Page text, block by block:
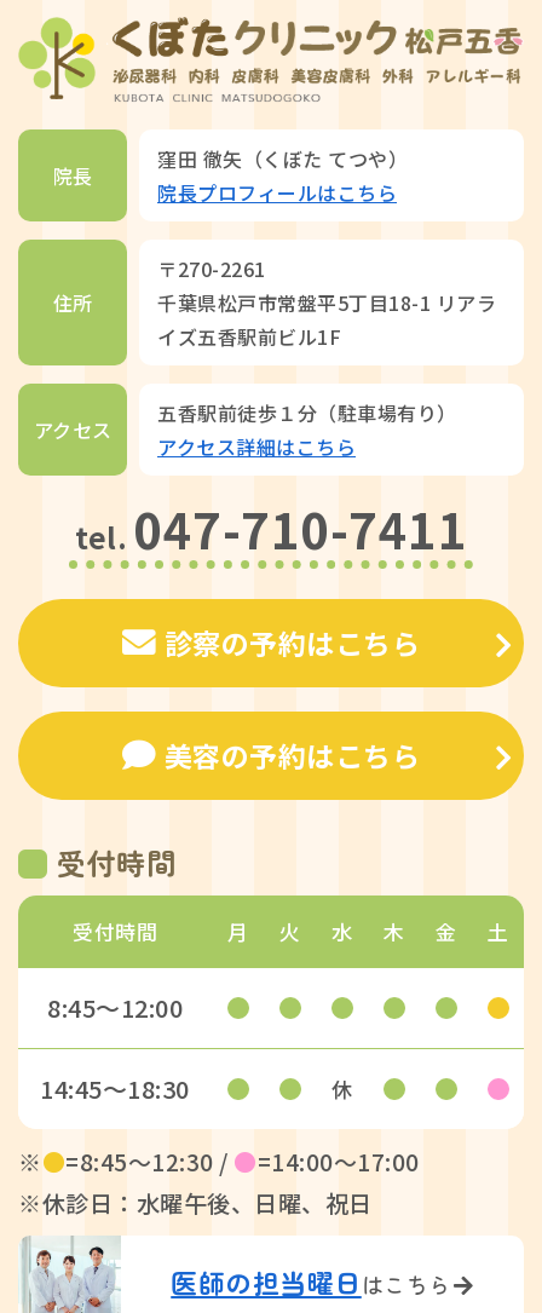
院長
窪田 徹矢（くぼた てつや）
院長プロフィールはこちら
住所
〒270-2261
千葉県松戸市常盤平5丁目18-1 リアラ
イズ五香駅前ビル1F
アクセス
五香駅前徒歩１分（駐車場有り）
アクセス詳細はこちら
tel. 047-710-7411
診察の予約はこちら
美容の予約はこちら
受付時間
受付時間 月 火 水 木 金 土
8:45〜12:00
14:45〜18:30 休
※●=8:45〜12:30 / ●=14:00〜17:00
※休診日：水曜午後、日曜、祝日
医師の担当曜日 はこちら